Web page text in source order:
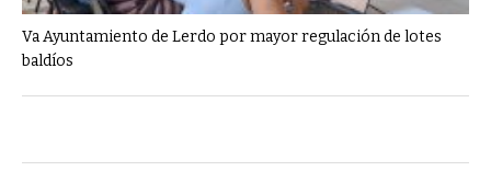
Va Ayuntamiento de Lerdo por mayor regulación de lotes
baldíos